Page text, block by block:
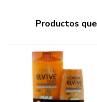
Productos